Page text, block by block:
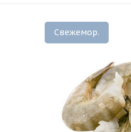
Свежемор.